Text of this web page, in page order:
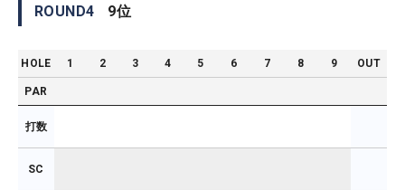
ROUND4 9位
HOLE 1 2 3 4 5 6 7 8 9 OUT
PAR
打数
SC